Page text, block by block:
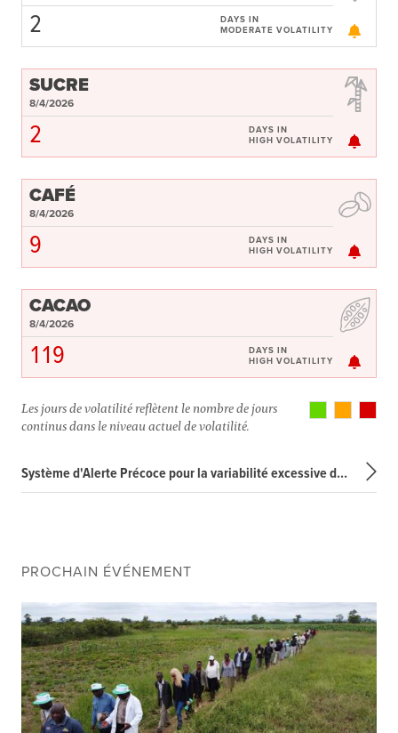
2
DAYS IN
MODERATE VOLATILITY
SUCRE
8/4/2026
2
DAYS IN
HIGH VOLATILITY
CAFÉ
8/4/2026
9
DAYS IN
HIGH VOLATILITY
CACAO
8/4/2026
119
DAYS IN
HIGH VOLATILITY
Les jours de volatilité reflètent le nombre de jours
continus dans le niveau actuel de volatilité.
Système d'Alerte Précoce pour la variabilité excessive des prix
PROCHAIN ÉVÉNEMENT